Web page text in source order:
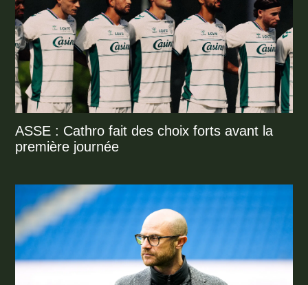
ASSE : Cathro fait des choix forts avant la
première journée